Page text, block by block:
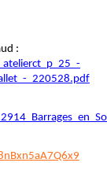
:
_220528.pdf